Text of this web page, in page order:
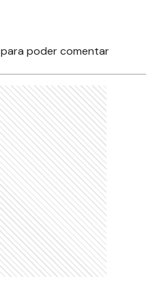
para poder comentar